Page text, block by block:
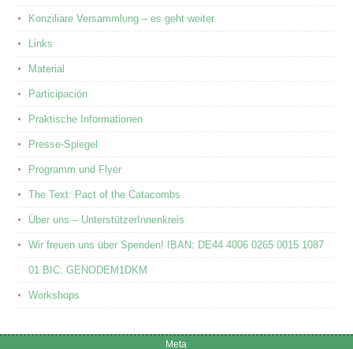
Konziliare Versammlung – es geht weiter
Links
Material
Participación
Praktische Informationen
Presse-Spiegel
Programm und Flyer
The Text: Pact of the Catacombs
Über uns – UnterstützerInnenkreis
Wir freuen uns über Spenden! IBAN: DE44 4006 0265 0015 1087
01 BIC: GENODEM1DKM
Workshops
Meta